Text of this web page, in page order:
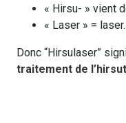
« Hirsu- » vient
« Laser » = laser.
Donc “Hirsulaser”
traitement de